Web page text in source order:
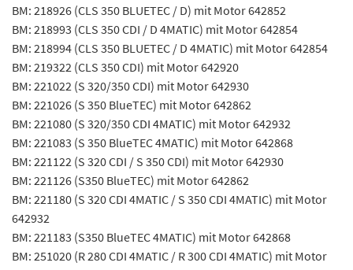
BM: 218926 (CLS 350 BLUETEC / D) mit Motor 642852
BM: 218993 (CLS 350 CDI / D 4MATIC) mit Motor 642854
BM: 218994 (CLS 350 BLUETEC / D 4MATIC) mit Motor 642854
BM: 219322 (CLS 350 CDI) mit Motor 642920
BM: 221022 (S 320/350 CDI) mit Motor 642930
BM: 221026 (S 350 BlueTEC) mit Motor 642862
BM: 221080 (S 320/350 CDI 4MATIC) mit Motor 642932
BM: 221083 (S 350 BlueTEC 4MATIC) mit Motor 642868
BM: 221122 (S 320 CDI / S 350 CDI) mit Motor 642930
BM: 221126 (S350 BlueTEC) mit Motor 642862
BM: 221180 (S 320 CDI 4MATIC / S 350 CDI 4MATIC) mit Motor
642932
BM: 221183 (S350 BlueTEC 4MATIC) mit Motor 642868
BM: 251020 (R 280 CDI 4MATIC / R 300 CDI 4MATIC) mit Motor